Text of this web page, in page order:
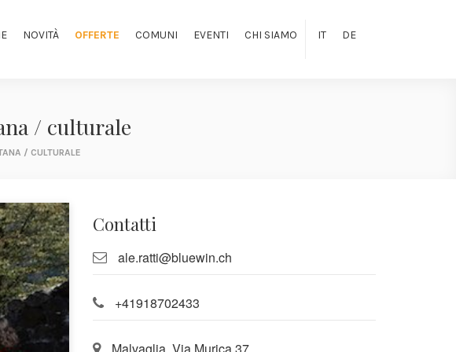
NOVITÀ OFFERTE COMUNI EVENTI CHI SIAMO IT DE
/ culturale
/ CULTURALE
Contatti
ale.ratti@bluewin.ch
+41918702433